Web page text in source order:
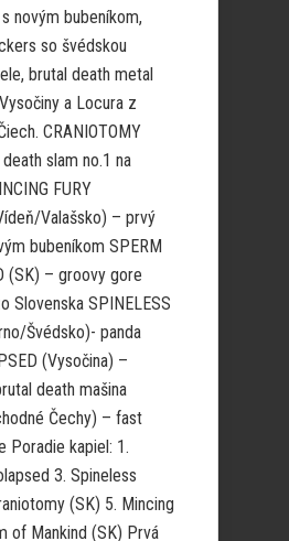
novým bubeníkom,
so švédskou
brutal death metal
a Locura z
CRANIOTOMY
slam no.1 na
FURY
Valašsko) – prvý
bubeníkom SPERM
(SK) – groovy gore
Slovenska SPINELESS
Švédsko)- panda
(Vysočina) –
death mašina
Čechy) – fast
Poradie kapiel: 1.
3. Spineless
(SK) 5. Mincing
of Mankind (SK) Prvá